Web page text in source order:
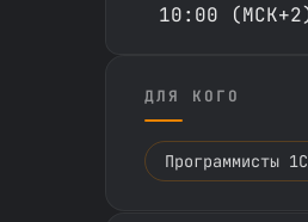
10:00
ДЛЯ КОГО
Программисты 1С